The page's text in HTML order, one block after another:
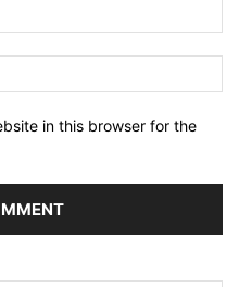
in this browser for the